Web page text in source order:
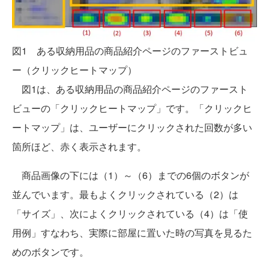
図1 ある収納用品の商品紹介ページのファーストビュ
ー（クリックヒートマップ）
図1は、ある収納用品の商品紹介ページのファースト
ビューの「クリックヒートマップ」です。「クリックヒ
ートマップ」は、ユーザーにクリックされた回数が多い
箇所ほど、赤く表示されます。
商品画像の下には（1）～（6）までの6個のボタンが
並んでいます。最もよくクリックされている（2）は
「サイズ」、次によくクリックされている（4）は「使
用例」すなわち、実際に部屋に置いた時の写真を見るた
めのボタンです。